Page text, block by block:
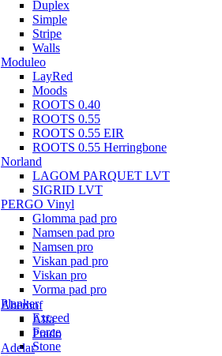
Duplex
Simple
Stripe
Walls
Moduleo
LayRed
Moods
ROOTS 0.40
ROOTS 0.55
ROOTS 0.55 EIR
ROOTS 0.55 Herringbone
Norland
LAGOM PARQUET LVT
SIGRID LVT
PERGO Vinyl
Glomma pad pro
Namsen pad pro
Namsen pro
Viskan pad pro
Viskan pro
Vorma pad pro
Planker
Exceed
Force
Stone
Aberhof
Alfa
Prado
Adelar